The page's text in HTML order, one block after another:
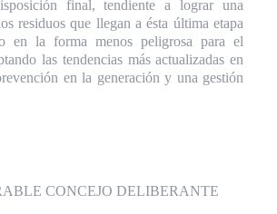
final, tendiente a lograr una
residuos que llegan a ésta última etapa
en la forma menos peligrosa para el
las tendencias más actualizadas en
en la generación y una gestión
CONCEJO DELIBERANTE